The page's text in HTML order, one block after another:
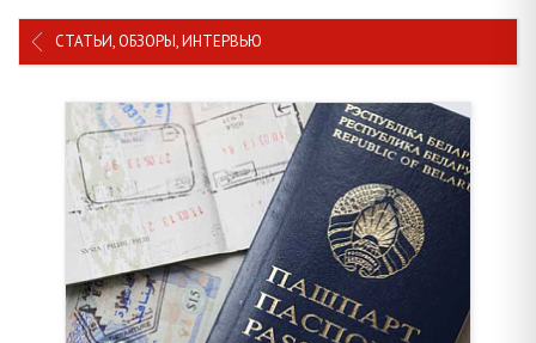
СТАТЬИ, ОБЗОРЫ, ИНТЕРВЬЮ